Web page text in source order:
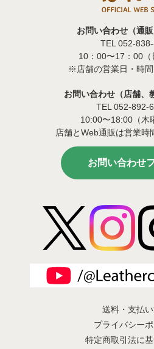
お問い合わせ（通販
TEL 052-
10：00〜17：00（
※店舗の営業日・時間
お問い合わせ（店舗、
TEL 052-892-
10:00〜18:00（木
店舗とWeb通販は営業時
お問い合わせ
送料・支払
プライバシー
特定商取引法に